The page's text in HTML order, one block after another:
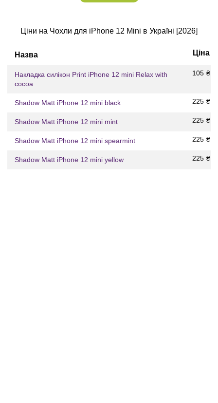
Ціни на Чохли для iPhone 12 Mini в Україні [2026]
Назва Ціна
Накладка силікон Print iPhone 12 mini Relax with
cocoa
105 ₴
Shadow Matt iPhone 12 mini black 225 ₴
Shadow Matt iPhone 12 mini mint 225 ₴
Shadow Matt iPhone 12 mini spearmint 225 ₴
Shadow Matt iPhone 12 mini yellow 225 ₴